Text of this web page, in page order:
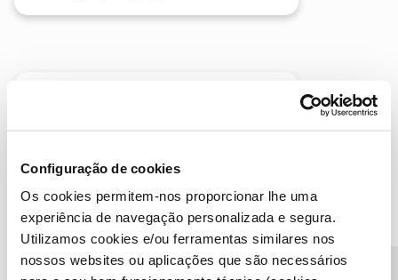
Configuração de cookies
Os cookies permitem-nos proporcionar lhe uma
experiência de navegação personalizada e segura.
Utilizamos cookies e/ou ferramentas similares nos
nossos websites ou aplicações que são necessários
Descubra as novidades de junho